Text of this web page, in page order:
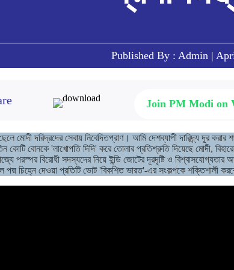
Published By : Admin |
Join PM Modi on
মোদী দরিদ্রদের সেবায় নিবেদিতপ্রাণ। আমি দেশব্যাপী দারিদ্র্য দূর করার
কোটি বোনকে 'লাখোপতি দিদি' করে তোলার প্রতিশ্রুতি দিয়েছে মোদী,
পরস্পর বিরোধী সদস্যদের নিয়ে ইন্ডি জোটের দূরদৃষ্টি ও বিশ্বাসযোগ্যতার
পদ্ম চিহ্নে দেওয়া প্রতিটি ভোট 'বিকশিত ভারত'-এর সংকল্পকে শক্তিশালী